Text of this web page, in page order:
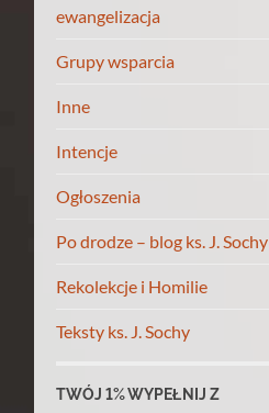
ewangelizacja
Grupy wsparcia
Inne
Intencje
Ogłoszenia
Po drodze – blog ks. J. Sochy
Rekolekcje i Homilie
Teksty ks. J. Sochy
TWÓJ 1% WYPEŁNIJ Z